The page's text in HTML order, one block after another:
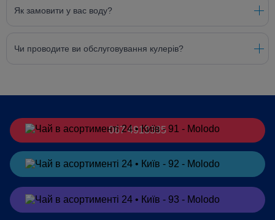
Як замовити у вас воду?
Чи проводите ви обслуговування кулерів?
067 4913385
Замовитив Telegram
Замовитив Viber